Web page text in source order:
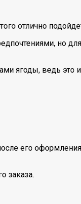
отлично
но
ягоды, ведь это
его
заказа.